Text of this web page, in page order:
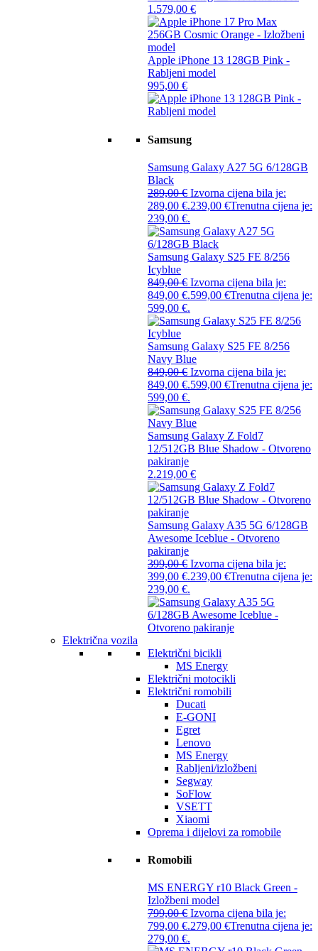
1.579,00 €
Apple iPhone 13 128GB Pink -
Rabljeni model
995,00 €
Samsung
Samsung Galaxy A27 5G 6/128GB
Black
289,00€ Izvorna cijena bila je:
289,00 €.239,00 €Trenutna cijena je:
239,00 €.
Samsung Galaxy S25 FE 8/256
Icyblue
849,00€ Izvorna cijena bila je:
849,00 €.599,00 €Trenutna cijena je:
599,00 €.
Samsung Galaxy S25 FE 8/256
Navy Blue
849,00€ Izvorna cijena bila je:
849,00 €.599,00 €Trenutna cijena je:
599,00 €.
Samsung Galaxy Z Fold7
12/512GB Blue Shadow - Otvoreno
pakiranje
2.219,00 €
Samsung Galaxy A35 5G 6/128GB
Awesome Iceblue - Otvoreno
pakiranje
399,00€ Izvorna cijena bila je:
399,00 €.239,00 €Trenutna cijena je:
239,00 €.
Električna vozila
Električni bicikli
MS Energy
Električni motocikli
Električni romobili
Ducati
E-GONI
Egret
Lenovo
MS Energy
Rabljeni/izložbeni
Segway
SoFlow
VSETT
Xiaomi
Oprema i dijelovi za romobile
Romobili
MS ENERGY r10 Black Green -
Izložbeni model
799,00€ Izvorna cijena bila je:
799,00 €.279,00 €Trenutna cijena je:
279,00 €.